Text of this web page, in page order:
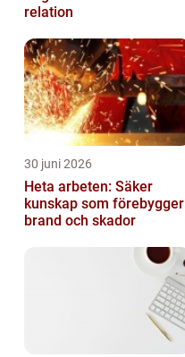
relation
30 juni 2026
Heta arbeten: Säker
kunskap som förebygger
brand och skador